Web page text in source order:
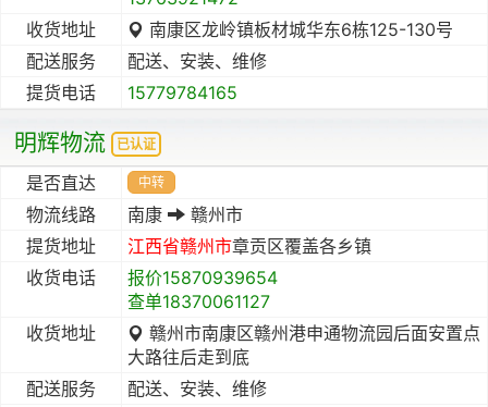
收货地址
南康区龙岭镇板材城华东6栋125-130号
配送服务
配送、安装、维修
提货电话
15779784165
明辉物流 已认证
是否直达 中转
物流线路 南康
赣州市
提货地址
江西省赣州市章贡区覆盖各乡镇
收货电话
报价15870939654
查单18370061127
收货地址
赣州市南康区赣州港申通物流园后面安置点
大路往后走到底
配送服务
配送、安装、维修